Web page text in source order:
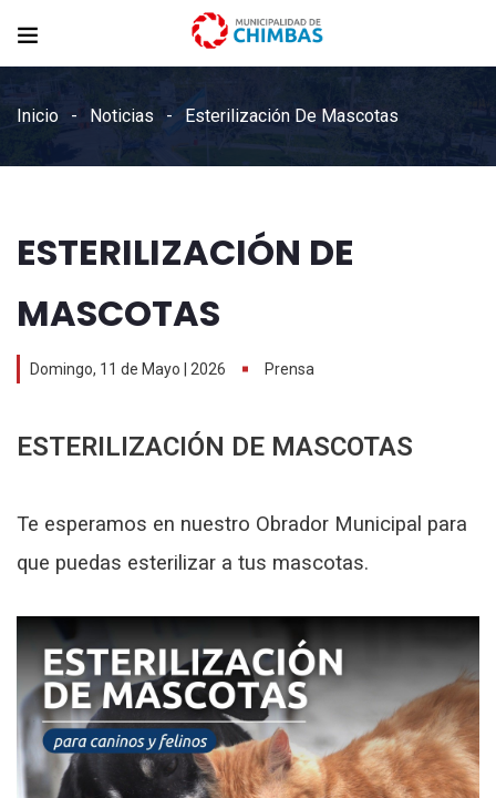
Inicio Noticias Esterilización De Mascotas
ESTERILIZACIÓN DE
MASCOTAS
Domingo, 11 de Mayo | 2026 Prensa
ESTERILIZACIÓN DE MASCOTAS
Te esperamos en nuestro Obrador Municipal para
que puedas esterilizar a tus mascotas.